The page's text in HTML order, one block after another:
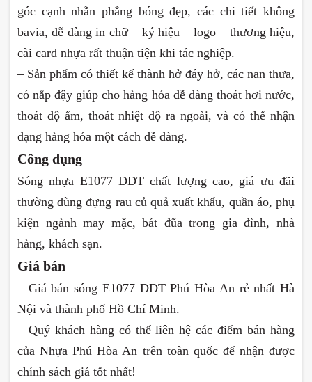
góc cạnh nhẵn phẳng bóng đẹp, các chi tiết không
bavia, dễ dàng in chữ – ký hiệu – logo – thương hiệu,
cài card nhựa rất thuận tiện khi tác nghiệp.
– Sản phẩm có thiết kế thành hở đáy hở, các nan thưa,
có nắp đậy giúp cho hàng hóa dễ dàng thoát hơi nước,
thoát độ ẩm, thoát nhiệt độ ra ngoài, và có thể nhận
dạng hàng hóa một cách dễ dàng.
Công dụng
Sóng nhựa E1077 DDT chất lượng cao, giá ưu đãi
thường dùng đựng rau củ quả xuất khẩu, quần áo, phụ
kiện ngành may mặc, bát đũa trong gia đình, nhà
hàng, khách sạn.
Giá bán
– Giá bán sóng E1077 DDT Phú Hòa An rẻ nhất Hà
Nội và thành phố Hồ Chí Minh.
– Quý khách hàng có thể liên hệ các điểm bán hàng
của Nhựa Phú Hòa An trên toàn quốc để nhận được
chính sách giá tốt nhất!